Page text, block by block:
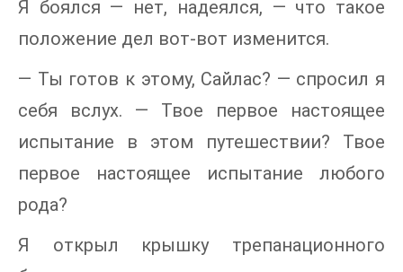
Я боялся — нет, надеялся, — что такое
положение дел вот-вот изменится.
— Ты готов к этому, Сайлас? — спросил я
себя вслух. — Твое первое настоящее
испытание в этом путешествии? Твое
первое настоящее испытание любого
рода?
Я открыл крышку трепанационного